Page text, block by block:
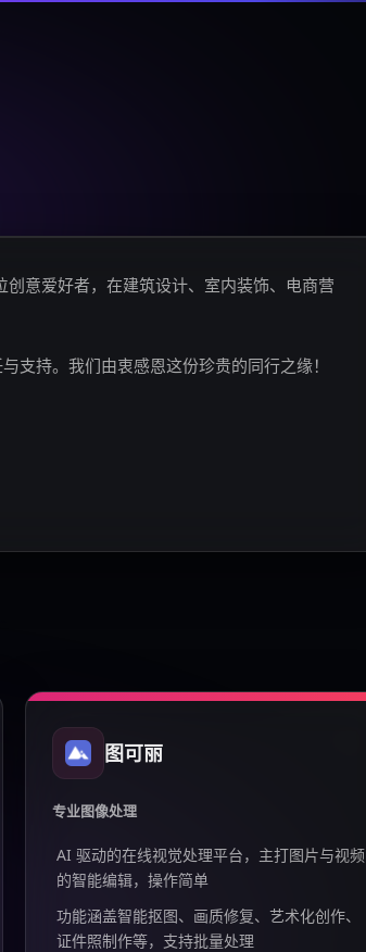
意爱好者，在建筑设计、室内装饰、电商营
支持。我们由衷感恩这份珍贵的同行之缘！
图可丽
专业图像处理
AI 驱动的在线视觉处理平台，主打图片与视频
的智能编辑，操作简单
功能涵盖智能抠图、画质修复、艺术化创作、
证件照制作等，支持批量处理